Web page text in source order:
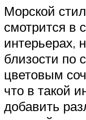
Морской
смотрится в
интерьерах,
близости по
цветовым
что в такой
добавить